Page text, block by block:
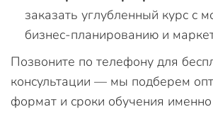
заказать углубленный курс с
бизнес-планированию и
Позвоните по телефону для
консультации — мы подберем
формат и сроки обучения именно